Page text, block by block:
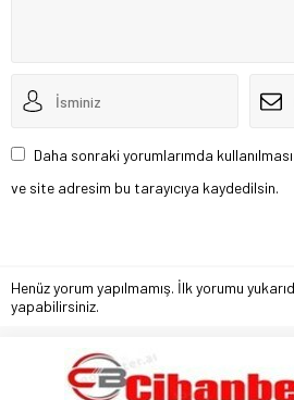
Daha sonraki yorumlarımda
ve site adresim bu tarayıcıya kaydedilsin.
Henüz yorum yapılmamış. İlk yorumu
yapabilirsiniz.